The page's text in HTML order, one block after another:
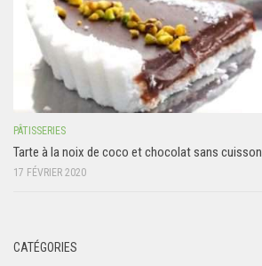
PÂTISSERIES
Tarte à la noix de coco et chocolat sans cuisson
17 FÉVRIER 2020
CATÉGORIES